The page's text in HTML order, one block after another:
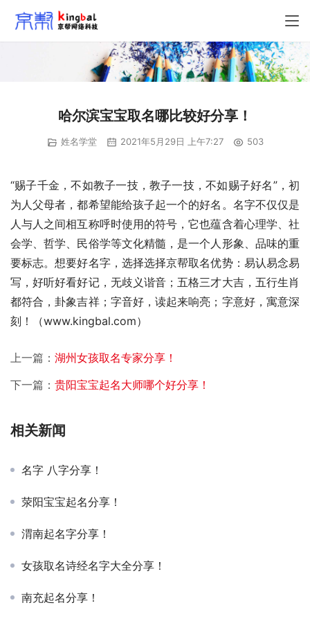
哈尔滨宝宝取名哪比较好分享！
姓名学堂 2021年5月29日 上午7:27 503
“赐子千金，不如教子一技，教子一技，不如赐子好名”，初
为人父母者，都希望能给孩子起一个的好名。名字不仅仅是
人与人之间相互称呼时使用的符号，它也蕴含着心理学、社
会学、哲学、民俗学等文化精髓，是一个人形象、品味的重
要标志。想要好名字，选择选择京帮取名优势：易认易念易
写，好听好看好记，无歧义谐音；五格三才大吉，五行生肖
都符合，卦象吉祥；字音好，读起来响亮；字意好，寓意深
刻！（www.kingbal.com）
上一篇： 湖州女孩取名专家分享！
下一篇： 贵阳宝宝起名大师哪个好分享！
相关新闻
名字 八字分享！
荥阳宝宝起名分享！
渭南起名字分享！
女孩取名诗经名字大全分享！
南充起名分享！